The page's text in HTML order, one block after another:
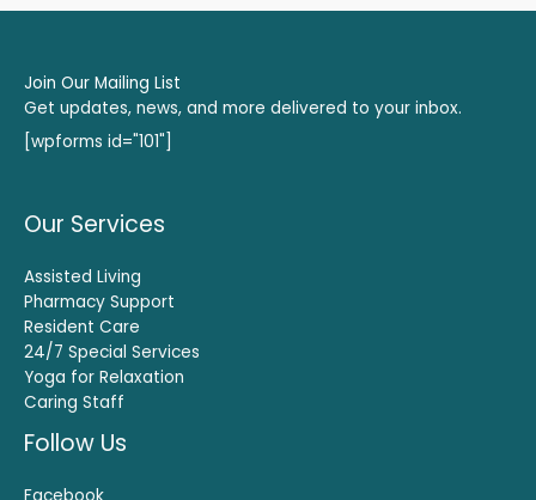
Join Our Mailing List
Get updates, news, and more delivered to your inbox.
[wpforms id="101"]
Our Services
Assisted Living
Pharmacy Support
Resident Care
24/7 Special Services
Yoga for Relaxation
Caring Staff
Follow Us